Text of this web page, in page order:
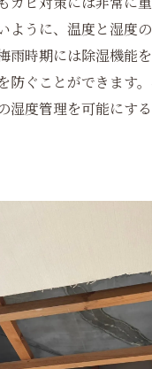
ように、温度と湿度
雨時期には除湿機能
防ぐことができます
湿度管理を可能にす